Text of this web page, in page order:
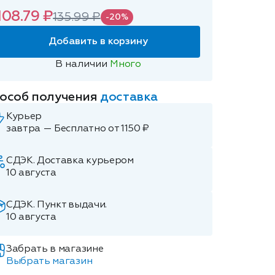
₽135.99 ₽ -20%
Добавить в корзину
В наличии Много
получения доставка
Курьер
завтра — Бесплатно от 1150 ₽
СДЭК. Доставка курьером
10 августа
СДЭК. Пункт выдачи.
10 августа
Забрать в магазине
Выбрать магазин